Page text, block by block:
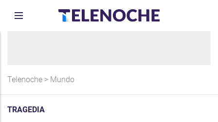
Telenoche > Mundo
TRAGEDIA